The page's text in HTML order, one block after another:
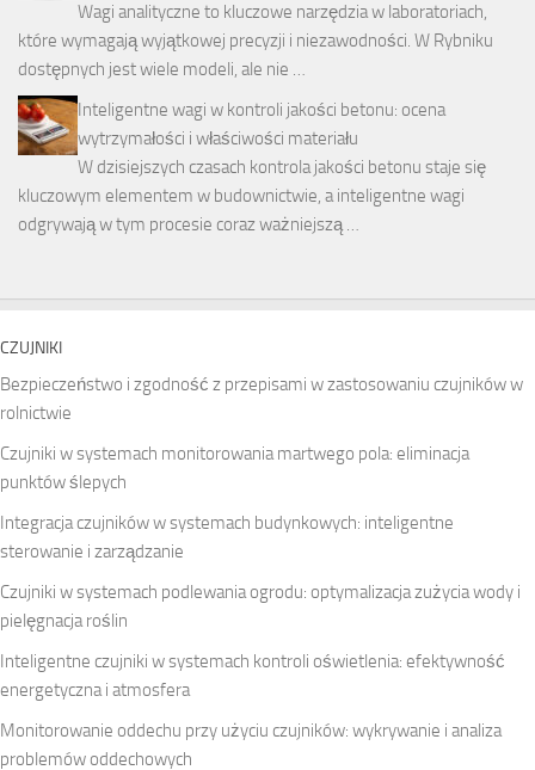
Wagi analityczne to kluczowe narzędzia w laboratoriach,
które wymagają wyjątkowej precyzji i niezawodności. W Rybniku
dostępnych jest wiele modeli, ale nie …
Inteligentne wagi w kontroli jakości betonu: ocena
wytrzymałości i właściwości materiału
W dzisiejszych czasach kontrola jakości betonu staje się
kluczowym elementem w budownictwie, a inteligentne wagi
odgrywają w tym procesie coraz ważniejszą …
CZUJNIKI
Bezpieczeństwo i zgodność z przepisami w zastosowaniu czujników w
rolnictwie
Czujniki w systemach monitorowania martwego pola: eliminacja
punktów ślepych
Integracja czujników w systemach budynkowych: inteligentne
sterowanie i zarządzanie
Czujniki w systemach podlewania ogrodu: optymalizacja zużycia wody i
pielęgnacja roślin
Inteligentne czujniki w systemach kontroli oświetlenia: efektywność
energetyczna i atmosfera
Monitorowanie oddechu przy użyciu czujników: wykrywanie i analiza
problemów oddechowych